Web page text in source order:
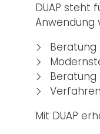
DUAP steht
Anwendung
Mit DUAP